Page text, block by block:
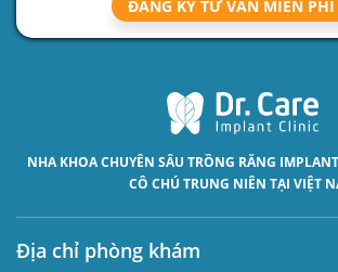
ĐĂNG KÝ TƯ VẤN MIỄN PHÍ
NHA KHOA CHUYÊN SÂU TRỒNG RĂNG IMPLANT
CÔ CHÚ TRUNG NIÊN TẠI VIỆT
Địa chỉ phòng khám